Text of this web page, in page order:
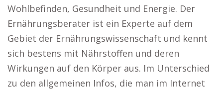
Wohlbefinden, Gesundheit und Energie. Der
Ernährungsberater ist ein Experte auf dem
Gebiet der Ernährungswissenschaft und kennt
sich bestens mit Nährstoffen und deren
Wirkungen auf den Körper aus. Im Unterschied
zu den allgemeinen Infos, die man im Internet